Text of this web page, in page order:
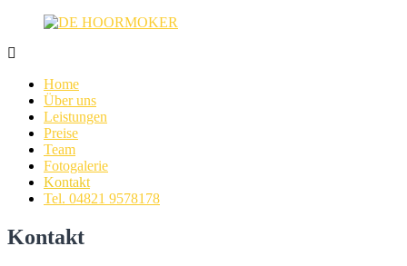
springen
HOORMOKER
Haarspezialisten
Itzehoe
Friseur
Home
Über uns
Leistungen
Preise
Team
Fotogalerie
Kontakt
Tel. 04821 9578178
Kontakt